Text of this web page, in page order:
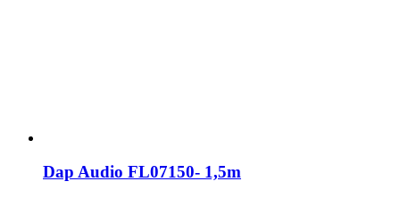
Dap Audio FL07150- 1,5m